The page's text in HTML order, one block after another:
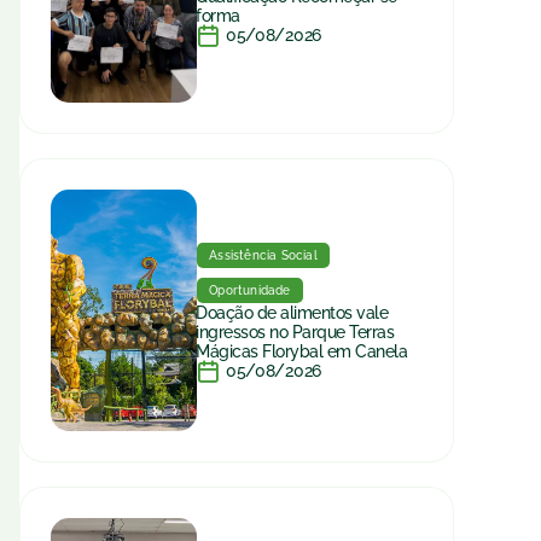
forma
05/08/2026
Assistência Social
Oportunidade
Doação de alimentos vale
ingressos no Parque Terras
Mágicas Florybal em Canela
05/08/2026